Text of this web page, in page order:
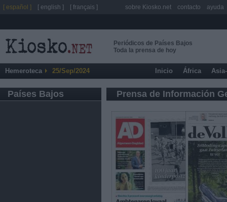
Periódicos de Países Bajos
Toda la prensa de hoy
Hemeroteca 25/Sep/2024 Inicio África
Países Bajos Prensa de Información
[ español ] [ english ] [ français ] sobre Kiosko.net contacto ayuda